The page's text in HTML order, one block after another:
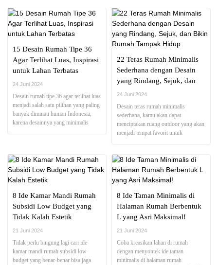
15 Desain Rumah Tipe 36
Agar Terlihat Luas, Inspirasi
untuk Lahan Terbatas
24 Juni 2024
Desain rumah tipe 36 agar terlihat luas
menjadi salah satu pilihan yang paling
banyak diminati hunian Indonesia,
karena desainnya yang minimalis
22 Teras Rumah Minimalis
Sederhana dengan Desain
yang Rindang, Sejuk, dan
Bikin Rumah Tampak Hidup
24 Juni 2024
Desain teras rumah minimalis
sederhana, kamu akan dapat
menciptakan ruang outdoor yang akan
menjadi tempat favorit untuk
8 Ide Kamar Mandi Rumah
Subsidi Low Budget yang
Tidak Kalah Estetik
21 Juni 2024
Tidak perlu bingung lagi cari ide
kamar mandi rumah subsidi low
budget yang benar-benar bisa jaga
8 Ide Taman Minimalis di
Halaman Rumah Berbentuk
L yang Asri Maksimal!
21 Juni 2024
Coba kreasikan lahan di rumah
dengan menyontek ide taman
minimalis di halaman rumah